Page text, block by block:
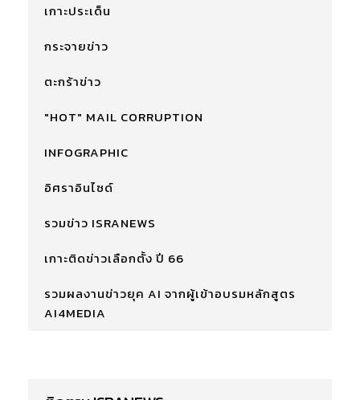
เกาะประเด็น
กระจายข่าว
ตะกร้าข่าว
"HOT" MAIL CORRUPTION
INFOGRAPHIC
อิศราอินไซด์
รวมข่าว ISRANEWS
เกาะติดข่าวเลือกตั้ง ปี 66
รวมผลงานข่าวยุค AI จากผู้เข้าอบรมหลักสูตร
AI4MEDIA